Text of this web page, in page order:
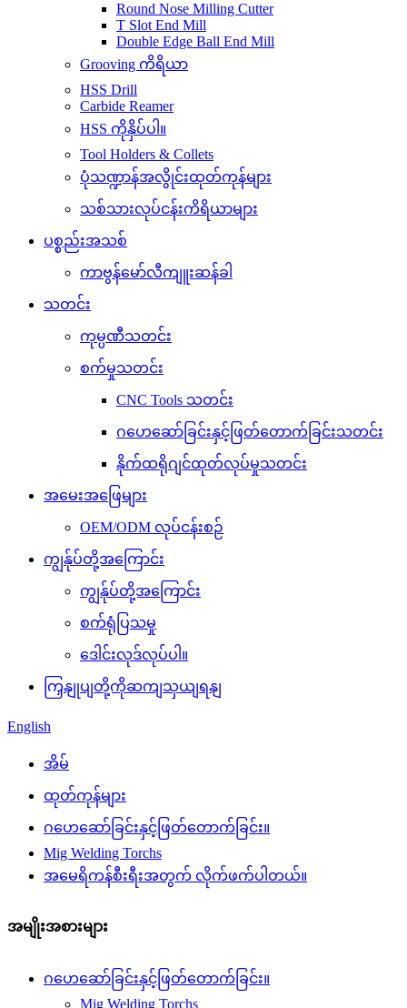
Round Nose Milling Cutter
T Slot End Mill
Double Edge Ball End Mill
Grooving ကိရိယာ
HSS Drill
Carbide Reamer
HSS ကိုနှိပ်ပါ။
Tool Holders & Collets
ပုံသဏ္ဍာန်အလွိုင်းထုတ်ကုန်များ
သစ်သားလုပ်ငန်းကိရိယာများ
ပစ္စည်းအသစ်
ကာဗွန်မော်လီကျူးဆန်ခါ
သတင်း
ကုမ္ပဏီသတင်း
စက်မှုသတင်း
CNC Tools သတင်း
ဂဟေဆော်ခြင်းနှင့်ဖြတ်တောက်ခြင်းသတင်း
နိုက်ထရိုဂျင်ထုတ်လုပ်မှုသတင်း
အမေးအဖြေများ
OEM/ODM လုပ်ငန်းစဉ်
ကျွန်ုပ်တို့အကြောင်း
ကျွန်ုပ်တို့အကြောင်း
စက်ရုံပြသမှု
ဒေါင်းလုဒ်လုပ်ပါ။
ကြှနျုပျတို့ကိုဆကျသှယျရနျ
English
အိမ်
ထုတ်ကုန်များ
ဂဟေဆော်ခြင်းနှင့်ဖြတ်တောက်ခြင်း။
Mig Welding Torchs
အမေရိကန်စီးရီးအတွက် လိုက်ဖက်ပါတယ်။
အမျိုးအစားများ
ဂဟေဆော်ခြင်းနှင့်ဖြတ်တောက်ခြင်း။
Mig Welding Torchs